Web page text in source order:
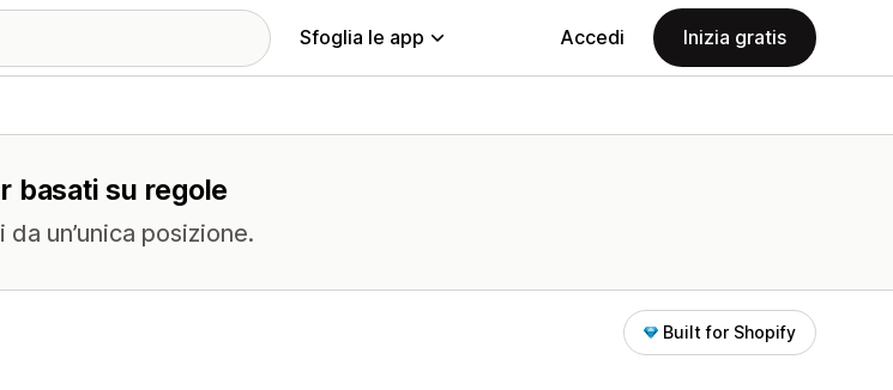
Sfoglia le app Accedi Inizia gratis
basati su regole
un’unica posizione.
Built for Shopify